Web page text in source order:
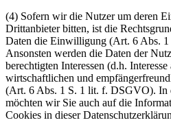
(4) Sofern wir die Nutzer um deren
Drittanbieter bitten, ist die
Daten die Einwilligung (Art. 6 Abs.
Ansonsten werden die Daten der
berechtigten Interessen (d.h.
wirtschaftlichen und
(Art. 6 Abs. 1 S. 1 lit. f. DSGVO). In
möchten wir Sie auch auf die
Cookies in dieser